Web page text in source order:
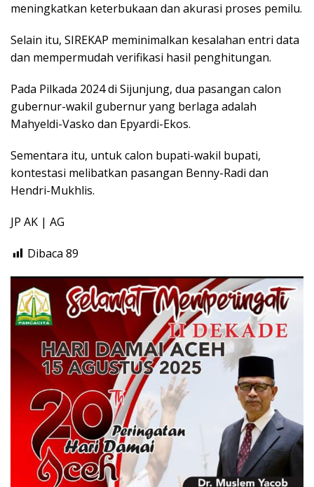
meningkatkan keterbukaan dan akurasi proses pemilu.
Selain itu, SIREKAP meminimalkan kesalahan entri data
dan mempermudah verifikasi hasil penghitungan.
Pada Pilkada 2024 di Sijunjung, dua pasangan calon
gubernur-wakil gubernur yang berlaga adalah
Mahyeldi-Vasko dan Epyardi-Ekos.
Sementara itu, untuk calon bupati-wakil bupati,
kontestasi melibatkan pasangan Benny-Radi dan
Hendri-Mukhlis.
JP AK | AG
Dibaca 89